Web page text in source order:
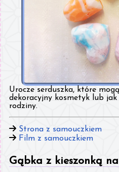
Urocze serduszka, które
dekoracyjny kosmetyk lub
rodziny.
Strona z samouczkiem
Film z samouczkiem
Gąbka z kieszonką